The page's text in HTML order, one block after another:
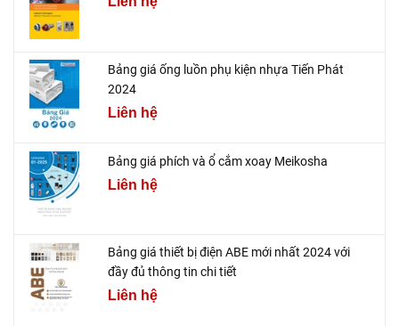
Bảng giá ống luồn phụ kiện nhựa Tiến Phát
2024
Liên hệ
Bảng giá phích và ổ cắm xoay Meikosha
Liên hệ
Bảng giá thiết bị điện ABE mới nhất 2024 với
đầy đủ thông tin chi tiết
Liên hệ